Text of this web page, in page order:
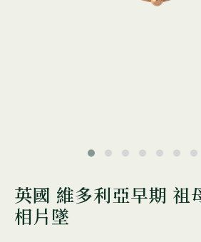
英國 維多利亞早期 祖
相片墜